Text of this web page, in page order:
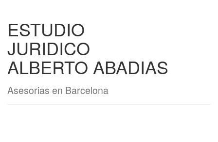
ESTUDIO
JURIDICO
ALBERTO ABADIAS
Asesorias en Barcelona